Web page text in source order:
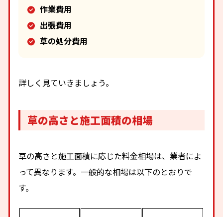
作業費用
出張費用
草の処分費用
詳しく見ていきましょう。
草の高さと施工面積の相場
草の高さと施工面積に応じた料金相場は、業者によ
って異なります。一般的な相場は以下のとおりで
す。